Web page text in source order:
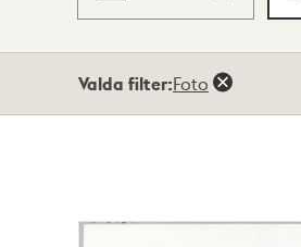
Valda filter:Foto